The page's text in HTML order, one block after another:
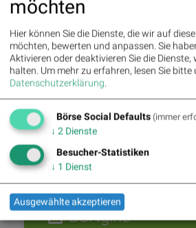
Alerts bei Zumtobel, Valeant,
SBO - kommentierte
(BSNgine Selected)
BSN Podcasts
Christian Drastil: Wiener Börse Plausch
Wiener Börse Party #1214:
Bilanz und Wienerberger-
BSNgine
möchten
Hier können Sie die Dienste, die wir auf
möchten, bewerten und anpassen. Sie
Aktivieren oder deaktivieren Sie die Dienste,
halten. Um mehr zu erfahren, lesen Sie bitte
Datenschutzerklärung.
Börse Social Defaults (immer
↓ 2 Dienste
Besucher-Statistiken
↓ 1 Dienst
Ausgewählte akzeptieren